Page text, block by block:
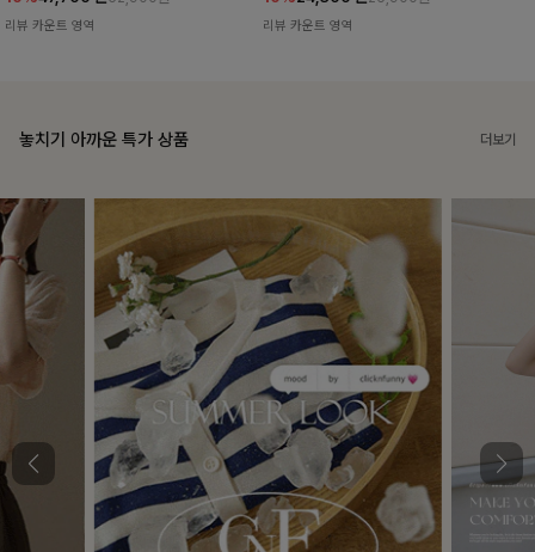
리뷰 카운트 영역 리뷰 카운트 영역
놓치기 아까운 특가 상품 더보기